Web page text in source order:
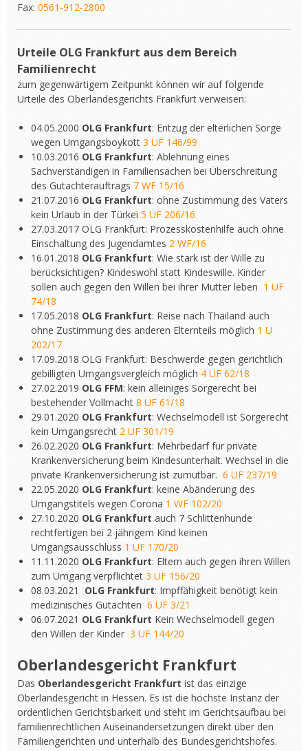
Fax: 0561-912-2800
Urteile OLG Frankfurt aus dem Bereich
Familienrecht
zum gegenwärtigem Zeitpunkt können wir auf folgende
Urteile des Oberlandesgerichts Frankfurt verweisen:
04.05.2000 OLG Frankfurt: Entzug der elterlichen Sorge
wegen Umgangsboykott 3 UF 146/99
10.03.2016 OLG Frankfurt: Ablehnung eines
Sachverständigen in Familiensachen bei Überschreitung
des Gutachterauftrags 7 WF 15/16
21.07.2016 OLG Frankfurt: ohne Zustimmung des Vaters
kein Urlaub in der Türkei 5 UF 206/16
27.03.2017 OLG Frankfurt: Prozesskostenhilfe auch ohne
Einschaltung des Jugendamtes 2 WF/16
16.01.2018 OLG Frankfurt: Wie stark ist der Wille zu
berücksichtigen? Kindeswohl statt Kindeswille. Kinder
sollen auch gegen den Willen bei ihrer Mutter leben 1 UF
74/18
17.05.2018 OLG Frankfurt: Reise nach Thailand auch
ohne Zustimmung des anderen Elternteils möglich 1 U
202/17
17.09.2018 OLG Frankfurt: Beschwerde gegen gerichtlich
gebilligten Umgangsvergleich möglich 4 UF 62/18
27.02.2019 OLG FFM: kein alleiniges Sorgerecht bei
bestehender Vollmacht 8 UF 61/18
29.01.2020 OLG Frankfurt: Wechselmodell ist Sorgerecht
kein Umgangsrecht 2 UF 301/19
26.02.2020 OLG Frankfurt: Mehrbedarf für private
Krankenversicherung beim Kindesunterhalt. Wechsel in die
private Krankenversicherung ist zumutbar. 6 UF 237/19
22.05.2020 OLG Frankfurt: keine Abänderung des
Umgangstitels wegen Corona 1 WF 102/20
27.10.2020 OLG Frankfurt auch 7 Schlittenhunde
rechtfertigen bei 2 jährigem Kind keinen
Umgangsausschluss 1 UF 170/20
11.11.2020 OLG Frankfurt: Eltern auch gegen ihren Willen
zum Umgang verpflichtet 3 UF 156/20
08.03.2021 OLG Frankfurt: Impffähigkeit benötigt kein
medizinisches Gutachten 6 UF 3/21
06.07.2021 OLG Frankfurt Kein Wechselmodell gegen
den Willen der Kinder 3 UF 144/20
Oberlandesgericht Frankfurt
Das Oberlandesgericht Frankfurt ist das einzige
Oberlandesgericht in Hessen. Es ist die höchste Instanz der
ordentlichen Gerichtsbarkeit und steht im Gerichtsaufbau bei
familienrechtlichen Auseinandersetzungen direkt über den
Familiengerichten und unterhalb des Bundesgerichtshofes.